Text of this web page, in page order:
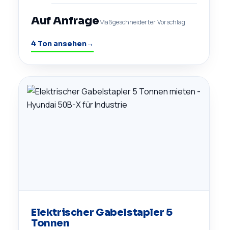
Auf AnfrageMaßgeschneiderter Vorschlag
4 Ton ansehen→
Elektrischer Gabelstapler 5
Tonnen